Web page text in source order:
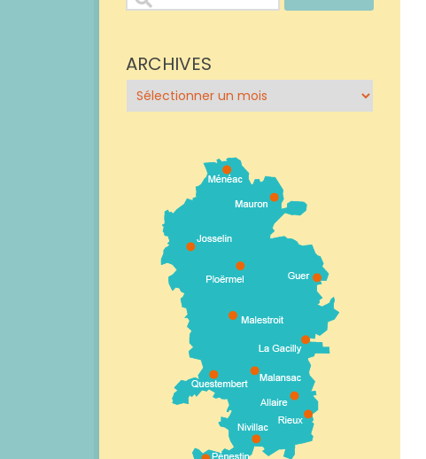
ARCHIVES
Archives